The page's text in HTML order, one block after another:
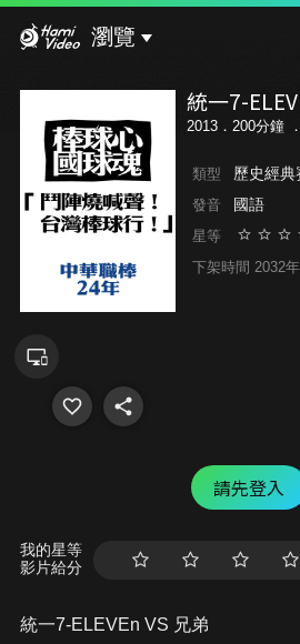
瀏覽
統一7-
2013．200分鐘 ．
類型 歷史經典
發音 國語
星等
下架時間 2032
請先登入
我的星等
影片給分
統一7-ELEVEn VS 兄弟